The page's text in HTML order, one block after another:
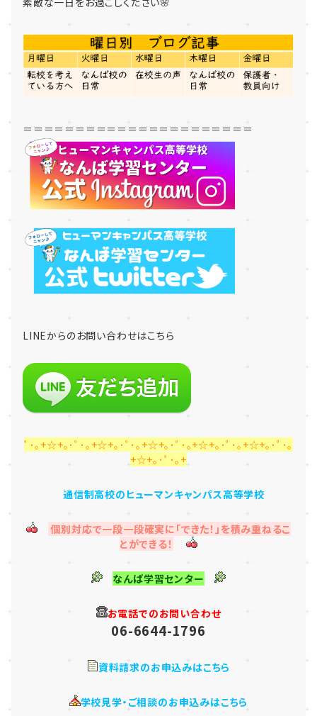
＝＝＝＝＝＝＝＝＝＝＝＝＝＝＝＝＝＝＝＝＝＝
LINEからのお問い合わせはこちら
ﾟ･｡+☆+｡･ﾟ･｡+☆+｡･ﾟ･｡+☆+｡･ﾟ･｡+☆+｡･ﾟ･｡+☆+｡･ﾟ･｡
+☆+｡･ﾟ･｡+
通信制高校のヒューマンキャンパス高等学校
個別対応で一段一段確実に「できた！」を積み重ねるこ
とができる！
なんば学習センター
お電話でのお問い合わせ
06-6644-1796
資料請求のお申込みはこちら
学校見学・ご相談のお申込みはこちら